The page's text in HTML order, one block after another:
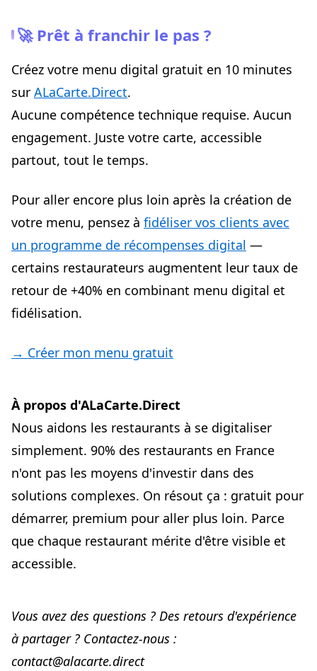
🚀 Prêt à franchir le pas ?
Créez votre menu digital gratuit en 10 minutes
sur ALaCarte.Direct.
Aucune compétence technique requise. Aucun
engagement. Juste votre carte, accessible
partout, tout le temps.
Pour aller encore plus loin après la création de
votre menu, pensez à fidéliser vos clients avec
un programme de récompenses digital —
certains restaurateurs augmentent leur taux de
retour de +40% en combinant menu digital et
fidélisation.
→ Créer mon menu gratuit
À propos d'ALaCarte.Direct
Nous aidons les restaurants à se digitaliser
simplement. 90% des restaurants en France
n'ont pas les moyens d'investir dans des
solutions complexes. On résout ça : gratuit pour
démarrer, premium pour aller plus loin. Parce
que chaque restaurant mérite d'être visible et
accessible.
Vous avez des questions ? Des retours d'expérience
à partager ? Contactez-nous :
contact@alacarte.direct